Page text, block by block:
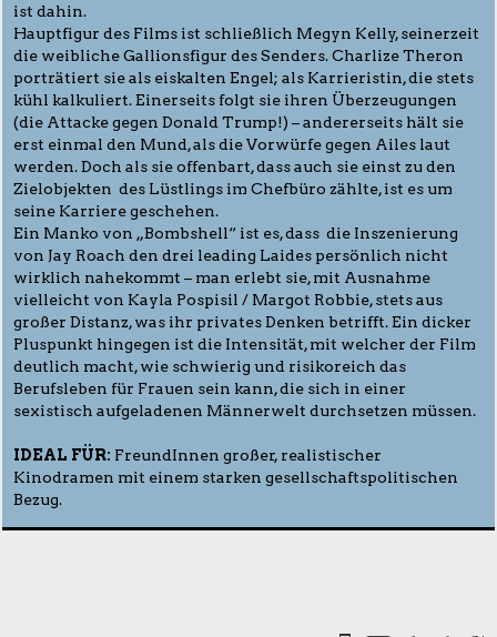
ist dahin.
Hauptfigur des Films ist schließlich Megyn Kelly, seinerzeit
die weibliche Gallionsfigur des Senders. Charlize Theron
porträtiert sie als eiskalten Engel; als Karrieristin, die stets
kühl kalkuliert. Einerseits folgt sie ihren Überzeugungen
(die Attacke gegen Donald Trump!) – andererseits hält sie
erst einmal den Mund, als die Vorwürfe gegen Ailes laut
werden. Doch als sie offenbart, dass auch sie einst zu den
Zielobjekten des Lüstlings im Chefbüro zählte, ist es um
seine Karriere geschehen.
Ein Manko von „Bombshell“ ist es, dass die Inszenierung
von Jay Roach den drei leading Laides persönlich nicht
wirklich nahekommt – man erlebt sie, mit Ausnahme
vielleicht von Kayla Pospisil / Margot Robbie, stets aus
großer Distanz, was ihr privates Denken betrifft. Ein dicker
Pluspunkt hingegen ist die Intensität, mit welcher der Film
deutlich macht, wie schwierig und risikoreich das
Berufsleben für Frauen sein kann, die sich in einer
sexistisch aufgeladenen Männerwelt durchsetzen müssen.
IDEAL FÜR: FreundInnen großer, realistischer
Kinodramen mit einem starken gesellschaftspolitischen
Bezug.